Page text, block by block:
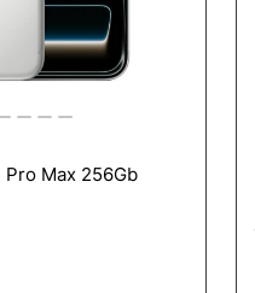
Max 256Gb